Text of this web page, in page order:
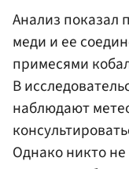
Анализ показал
меди и ее
примесями
В
наблюдают
Однако никто